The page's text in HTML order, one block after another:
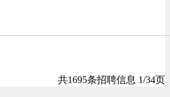
共1695条招聘信息 1/34页